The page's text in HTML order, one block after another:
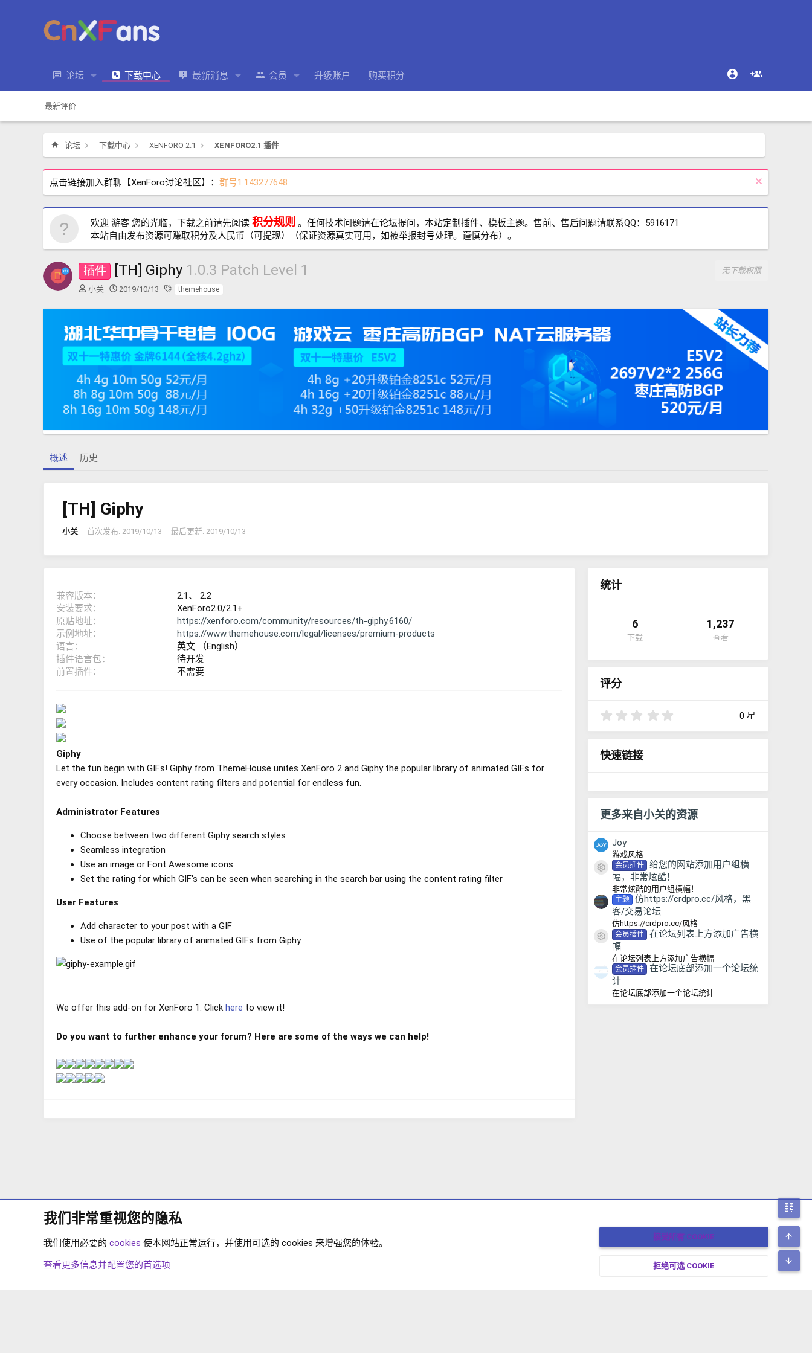
论坛 下载中心 最新消息 会员 升级账户 购买积分
最新评价
论坛 下载中心 XENFORO 2.1 XENFORO2.1 插件
点击链接加入群聊【XenForo讨论社区】： 群号1:143277648
欢迎 游客 您的光临，下载之前请先阅读 积分规则 。任何技术问题请在论坛提问，本站定制插件、模板主题。售前、售后问题请联系QQ：5916171
本站自由发布资源可赚取积分及人民币（可提现）（保证资源真实可用，如被举报封号处理。谨慎分布）。
插件 [TH] Giphy 1.0.3 Patch Level 1
无下载权限
作
小关
创
日
2019/10/13
标themehouse
概述 历史
[TH] Giphy
小关 首次发布: 2019/10/13 最后更新: 2019/10/13
兼容版本 2.1
2.2
安装要求
XenForo2.0/2.1+
原贴地址
https://xenforo.com/community/resources/th-giphy.6160/
示例地址
https://www.themehouse.com/legal/licenses/premium-products
语言
英文 （English）
插件语言包
待开发
前置插件
不需要
Giphy
Let the fun begin with GIFs! Giphy from ThemeHouse unites XenForo 2 and Giphy the popular library of animated GIFs for
every occasion. Includes content rating filters and potential for endless fun.
Administrator Features
Choose between two different Giphy search styles
Seamless integration
Use an image or Font Awesome icons
Set the rating for which GIF's can be seen when searching in the search bar using the content rating filter
User Features
Add character to your post with a GIF
Use of the popular library of animated GIFs from Giphy
We offer this add-on for XenForo 1. Click here to view it!
Do you want to further enhance your forum? Here are some of the ways we can help!
统计
6
下载
1,237
查看
评分
0 星
快速链接
更多来自小关的资源
Joy
游戏风格
资源图标
会员插件
给您的网站添加用户组横
幅，非常炫酷！
非常炫酷的用户组横幅！
主题
仿https://crdpro.cc/风格，黑
客/交易论坛
仿https://crdpro.cc/风格
资源图标
会员插件
在论坛列表上方添加广告横
幅
在论坛列表上方添加广告横幅
会员插件
在论坛底部添加一个论坛统
计
在论坛底部添加一个论坛统计
我们非常重视您的隐私
我们使用必要的 cookies 使本网站正常运行，并使用可选的 cookies 来增强您的体验。
查看更多信息并配置您的首选项
接受所有 COOKIE
拒绝可选 COOKIE